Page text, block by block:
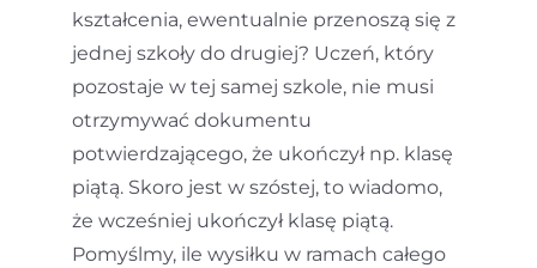
kształcenia, ewentualnie przenoszą się z
jednej szkoły do drugiej? Uczeń, który
pozostaje w tej samej szkole, nie musi
otrzymywać dokumentu
potwierdzającego, że ukończył np. klasę
piątą. Skoro jest w szóstej, to wiadomo,
że wcześniej ukończył klasę piątą.
Pomyślmy, ile wysiłku w ramach całego